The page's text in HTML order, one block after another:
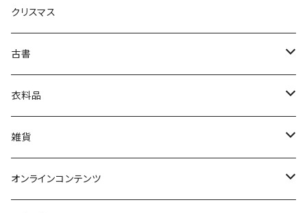
芸術・絵画・写真
絵本・児童書
娯楽・エンターテインメント
クリスマス
古書
古書セット
美術
衣料品
POLEWARDS
Tシャツ
雑貨
バッグ
オンラインコンテンツ